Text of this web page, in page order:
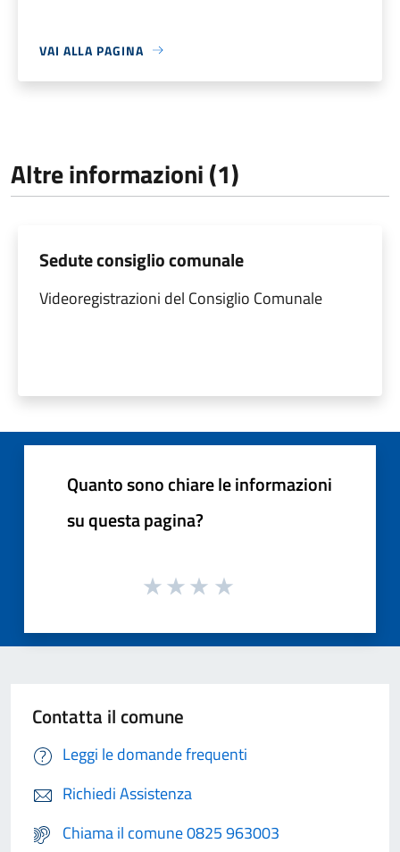
VAI ALLA PAGINA
Altre informazioni (1)
Sedute consiglio comunale
Videoregistrazioni del Consiglio Comunale
Quanto sono chiare le informazioni
su questa pagina?
Contatta il comune
Leggi le domande frequenti
Richiedi Assistenza
Chiama il comune 0825 963003